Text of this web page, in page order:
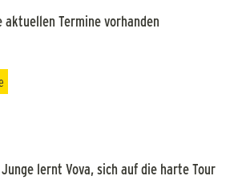
aktuellen Termine vorhanden
lernt Vova, sich auf die harte Tour